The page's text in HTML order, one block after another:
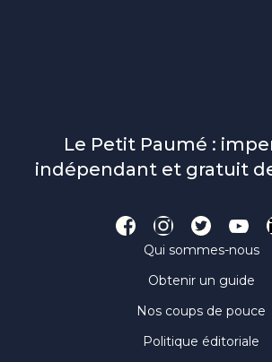
Le Petit Paumé :
indépendant et gratuit
Qui sommes-nous
Obtenir un guide
Nos coups de pouce
Politique éditoriale